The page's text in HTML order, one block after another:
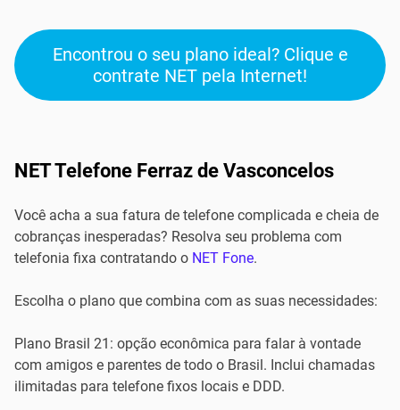
Encontrou o seu plano ideal? Clique e
contrate NET pela Internet!
NET Telefone Ferraz de Vasconcelos
Você acha a sua fatura de telefone complicada e cheia de
cobranças inesperadas? Resolva seu problema com
telefonia fixa contratando o NET Fone.
Escolha o plano que combina com as suas necessidades:
Plano Brasil 21: opção econômica para falar à vontade
com amigos e parentes de todo o Brasil. Inclui chamadas
ilimitadas para telefone fixos locais e DDD.